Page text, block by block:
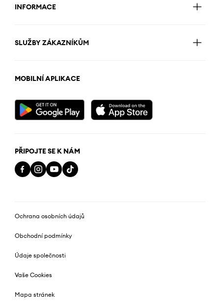
INFORMACE
SLUŽBY ZÁKAZNÍKŮM
MOBILNÍ APLIKACE
PŘIPOJTE SE K NÁM
Ochrana osobních údajů
Obchodní podmínky
Údaje společnosti
Vaše Cookies
Mapa stránek